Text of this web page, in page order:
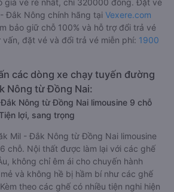
giá vé rẻ nhất, chỉ 320000 đồng. Đặt vé
Đắk Nông chính hãng tại Vexere.com
bảo giữ chỗ 100% và hỗ trợ đổi trả vé
vấn, đặt vé và đổi trả vé miễn phí: 1900
các dòng xe chạy tuyến đường
Nông từ Đồng Nai:
Nông từ Đồng Nai limousine 9 chỗ
lợi, sang trọng
Mil - Đắk Nông từ Đồng Nai limousine
chỗ. Nội thất được làm lại với các ghế
không chỉ êm ái cho chuyến hành
và không hề bị hầm bí như các ghế
theo các ghế có nhiều tiện nghi hiện